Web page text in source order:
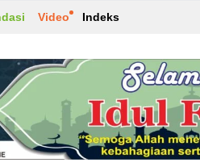
Video Indeks